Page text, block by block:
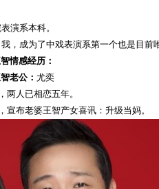
演系本科。
，成为了中戏表演系第一个也是目前
情感经历：
老公： 尤奕
两人已相恋五年。
布老婆王智产女喜讯：升级当妈。